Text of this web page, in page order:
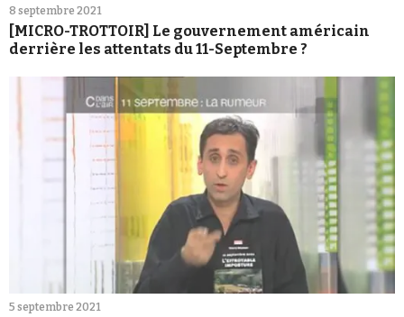
8 septembre 2021
[MICRO-TROTTOIR] Le gouvernement américain
derrière les attentats du 11-Septembre ?
5 septembre 2021